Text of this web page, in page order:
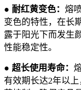
● 耐红黄变色： 熔
变色的特性，在长
露于阳光下而发生
性能稳定性。
● 超长使用寿命：
有效期长达2年以